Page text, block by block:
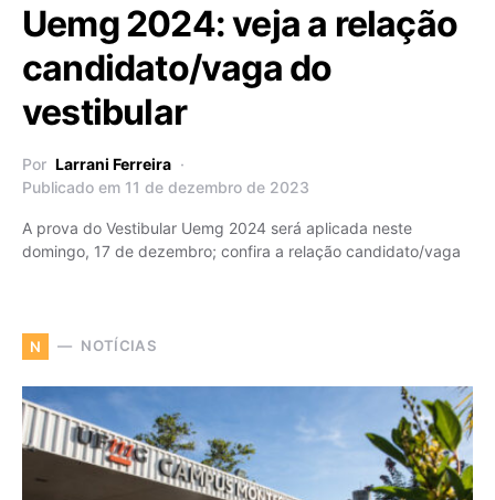
Uemg 2024: veja a relação
candidato/vaga do
vestibular
Por Larrani Ferreira
Publicado em 11 de dezembro de 2023
A prova do Vestibular Uemg 2024 será aplicada neste
domingo, 17 de dezembro; confira a relação candidato/vaga
N NOTÍCIAS